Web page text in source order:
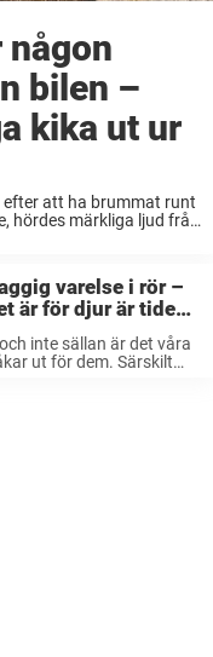
någon
bilen –
kika ut ur
att ha brummat runt
hördes märkliga ljud från
varelse i rör –
är för djur är tiden
inte sällan är det våra
ut för dem. Särskilt